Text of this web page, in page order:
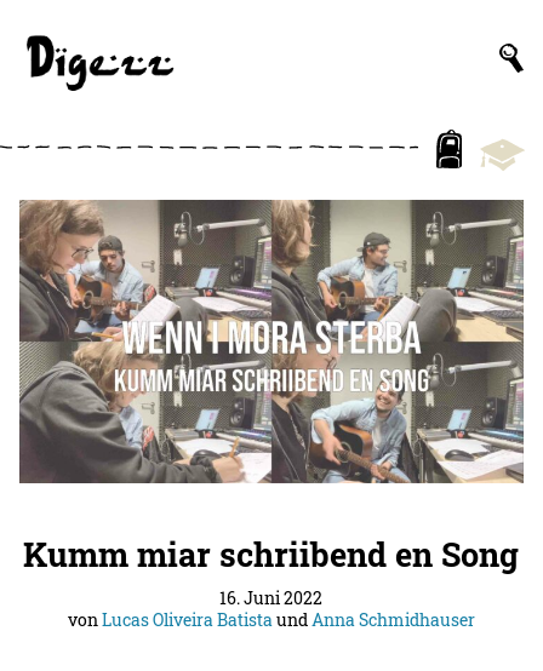
Kumm miar schriibend en Song
16. Juni 2022
vonLucas Oliveira BatistaundAnna Schmidhauser